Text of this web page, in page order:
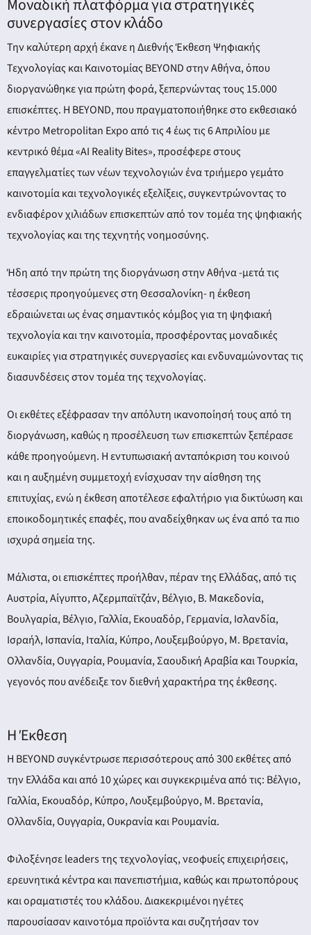
Μοναδική πλατφόρμα για στρατηγικές
συνεργασίες στον κλάδο
Την καλύτερη αρχή έκανε η Διεθνής Έκθεση Ψηφιακής
Τεχνολογίας και Καινοτομίας BEYOND στην Αθήνα, όπου
διοργανώθηκε για πρώτη φορά, ξεπερνώντας τους 15.000
επισκέπτες. Η BEYOND, που πραγματοποιήθηκε στο εκθεσιακό
κέντρο Metropolitan Expo από τις 4 έως τις 6 Απριλίου με
κεντρικό θέμα «ΑΙ Reality Bites», προσέφερε στους
επαγγελματίες των νέων τεχνολογιών ένα τριήμερο γεμάτο
καινοτομία και τεχνολογικές εξελίξεις, συγκεντρώνοντας το
ενδιαφέρον χιλιάδων επισκεπτών από τον τομέα της ψηφιακής
τεχνολογίας και της τεχνητής νοημοσύνης.
Ήδη από την πρώτη της διοργάνωση στην Αθήνα -μετά τις
τέσσερις προηγούμενες στη Θεσσαλονίκη- η έκθεση
εδραιώνεται ως ένας σημαντικός κόμβος για τη ψηφιακή
τεχνολογία και την καινοτομία, προσφέροντας μοναδικές
ευκαιρίες για στρατηγικές συνεργασίες και ενδυναμώνοντας τις
διασυνδέσεις στον τομέα της τεχνολογίας.
Οι εκθέτες εξέφρασαν την απόλυτη ικανοποίησή τους από τη
διοργάνωση, καθώς η προσέλευση των επισκεπτών ξεπέρασε
κάθε προηγούμενη. Η εντυπωσιακή ανταπόκριση του κοινού
και η αυξημένη συμμετοχή ενίσχυσαν την αίσθηση της
επιτυχίας, ενώ η έκθεση αποτέλεσε εφαλτήριο για δικτύωση και
εποικοδομητικές επαφές, που αναδείχθηκαν ως ένα από τα πιο
ισχυρά σημεία της.
Μάλιστα, οι επισκέπτες προήλθαν, πέραν της Ελλάδας, από τις
Αυστρία, Αίγυπτο, Αζερμπαϊτζάν, Βέλγιο, Β. Μακεδονία,
Βουλγαρία, Βέλγιο, Γαλλία, Εκουαδόρ, Γερμανία, Ισλανδία,
Ισραήλ, Ισπανία, Ιταλία, Κύπρο, Λουξεμβούργο, Μ. Βρετανία,
Ολλανδία, Ουγγαρία, Ρουμανία, Σαουδική Αραβία και Τουρκία,
γεγονός που ανέδειξε τον διεθνή χαρακτήρα της έκθεσης.
Η Έκθεση
Η BEYOND συγκέντρωσε περισσότερους από 300 εκθέτες από
την Ελλάδα και από 10 χώρες και συγκεκριμένα από τις: Βέλγιο,
Γαλλία, Εκουαδόρ, Κύπρο, Λουξεμβούργο, Μ. Βρετανία,
Ολλανδία, Ουγγαρία, Ουκρανία και Ρουμανία.
Φιλοξένησε leaders της τεχνολογίας, νεοφυείς επιχειρήσεις,
ερευνητικά κέντρα και πανεπιστήμια, καθώς και πρωτοπόρους
και οραματιστές του κλάδου. Διακεκριμένοι ηγέτες
παρουσίασαν καινοτόμα προϊόντα και συζητήσαν τον